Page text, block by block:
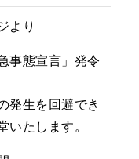
より
事態宣言」発令
発生を回避でき
いたします。